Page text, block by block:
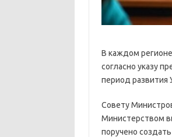
В каждом
согласно указу
период развития
Совету
Министерством
поручено